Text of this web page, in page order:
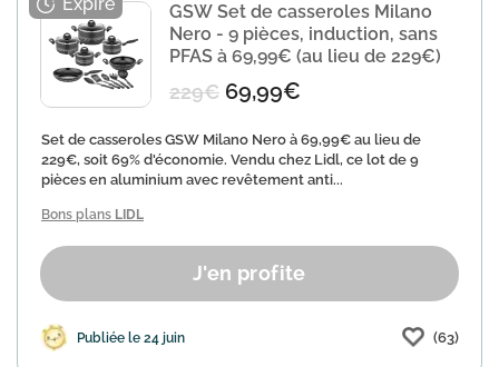
GSW Set de casseroles Milano
Nero - 9 pièces, induction, sans
PFAS à 69,99€ (au lieu de 229€)
229€ 69,99€
Set de casseroles GSW Milano Nero à 69,99€ au lieu de
229€, soit 69% d'économie. Vendu chez Lidl, ce lot de 9
pièces en aluminium avec revêtement anti...
Bons plans LIDL
J'en profite
Publiée le 24 juin (63)